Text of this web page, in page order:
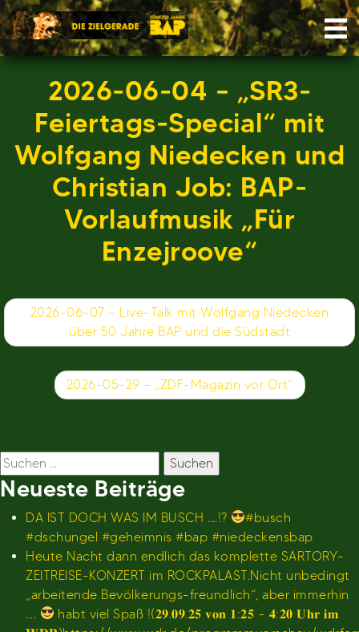
Skip
to
content
2026-06-04 – „SR3-
Feiertags-Special“ mit
Wolfgang Niedecken und
Christian Job: BAP-
Vorlaufmusik „Für
Enzejroove“
Beitragsnavigation
2026-06-07 – Live-Talk mit Wolfgang Niedecken
über 50 Jahre BAP und die Südstadt
2026-05-29 – „ZDF-Magazin vor Ort“
Suchen
nach:
Neueste Beiträge
DA IST DOCH WAS IM BUSCH ….!?
#busch
#dschungel #geheimnis #bap #niedeckensbap
Heute Nacht dann endlich das komplette SARTORY-
ZEITREISE-KONZERT im ROCKPALAST.Nicht unbedingt
„arbeitende Bevölkerungs-freundlich“, aber immerhin
….
habt viel Spaß !(𝟐𝟗.𝟎𝟗.𝟐𝟓 𝐯𝐨𝐧 𝟏:𝟐𝟓 – 𝟒:𝟐𝟎 𝐔𝐡𝐫 𝐢𝐦